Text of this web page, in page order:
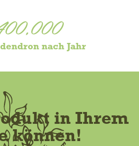
nach Jahr
in Ihrem
können!